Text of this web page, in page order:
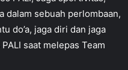
dalam sebuah perlombaan,
do’a, jaga diri dan jaga
saat melepas Team